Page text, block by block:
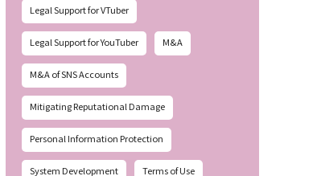
Legal Support for VTuber
Legal Support for YouTuber M&A
M&A of SNS Accounts
Mitigating Reputational Damage
Personal Information Protection
System Development Terms of Use